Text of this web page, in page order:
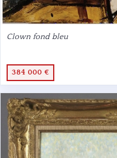
Clown fond bleu
384 000 €